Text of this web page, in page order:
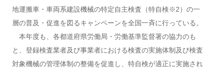
地運搬車・車両系建設機械の特定自主検査（特自検※2）の一
層の普及・促進を図るキャンペーンを全国一斉に行っている。
本年度も、各都道府県労働局・労働基準監督署の協力のも
と、登録検査業者及び事業者における検査の実施体制及び検査
対象機械の管理体制の整備を促進し、特自検が適正に実施され